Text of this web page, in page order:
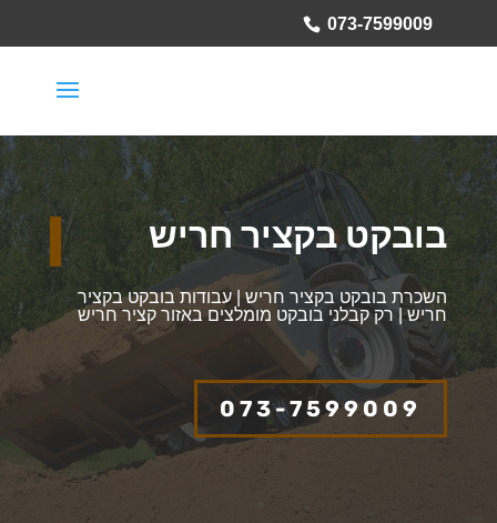
073-7599009
בובקט בקציר חריש
השכרת בובקט בקציר חריש | עבודות בובקט בקציר
חריש | רק קבלני בובקט מומלצים באזור קציר חריש
073-7599009